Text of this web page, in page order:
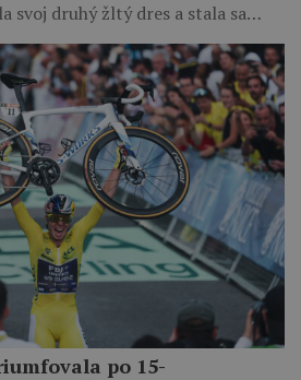
svoj druhý žltý dres a stala sa…
po 15-